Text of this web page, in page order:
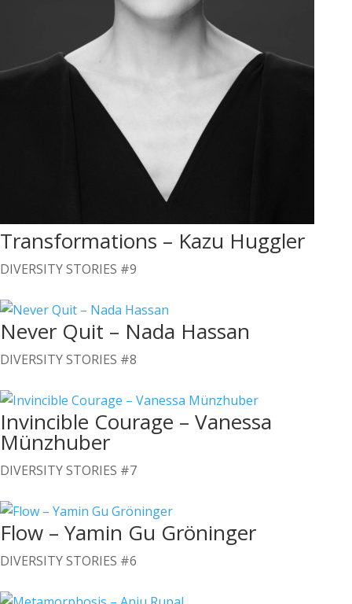
Transformations – Kazu Huggler
DIVERSITY STORIES #9
Never Quit – Nada Hassan
DIVERSITY STORIES #8
Invincible Courage – Vanessa
Münzhuber
DIVERSITY STORIES #7
Flow – Yamin Gu Gröninger
DIVERSITY STORIES #6